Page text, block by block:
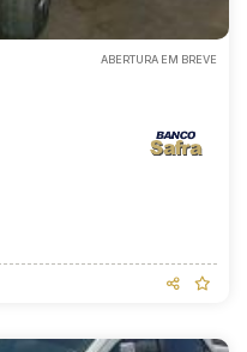
ABERTURA EM BREVE